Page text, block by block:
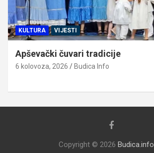
KULTURA VIJESTI
Apševački čuvari tradicije
6 kolovoza, 2026 Budica Info
Copyright © 2026 Budica.info